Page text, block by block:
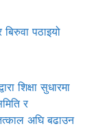
बिरुवा पठाइयो
शिक्षा सुधारमा
र
अघि बढाउन